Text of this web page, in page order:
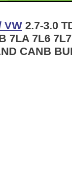
VW 2.7-3.0
7LA 7L6
CANB